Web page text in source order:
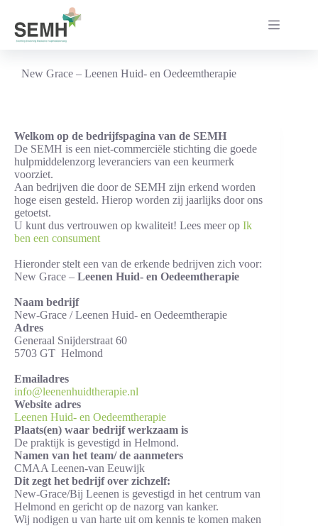
inhoud
New Grace – Leenen Huid- en Oedeemtherapie
Welkom op de bedrijfspagina van de SEMH
De SEMH is een niet-commerciële stichting die goede
hulpmiddelenzorg leveranciers van een keurmerk
voorziet.
Aan bedrijven die door de SEMH zijn erkend worden
hoge eisen gesteld. Hierop worden zij jaarlijks door ons
getoetst.
U kunt dus vertrouwen op kwaliteit! Lees meer op Ik
ben een consument
Hieronder stelt een van de erkende bedrijven zich voor:
New Grace – Leenen Huid- en Oedeemtherapie
Naam bedrijf
New-Grace / Leenen Huid- en Oedeemtherapie
Adres
Generaal Snijderstraat 60
5703 GT Helmond
Emailadres
info@leenenhuidtherapie.nl
Website adres
Leenen Huid- en Oedeemtherapie
Plaats(en) waar bedrijf werkzaam is
De praktijk is gevestigd in Helmond.
Namen van het team/ de aanmeters
CMAA Leenen-van Eeuwijk
Dit zegt het bedrijf over zichzelf:
New-Grace/Bij Leenen is gevestigd in het centrum van
Helmond en gericht op de nazorg van kanker.
Wij nodigen u van harte uit om kennis te komen maken